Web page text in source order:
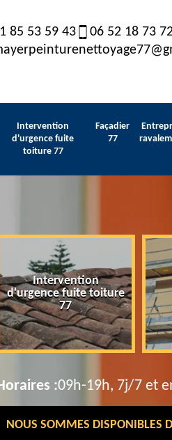
85 53 59 43
06 52 18 73
Intervention
d'urgence fuite
toiture 77
Façadier
77
Intervention
d'urgence fuite toiture
77
:09h-19h, 7j/7 et
NOUS SOMMES DISPONIBLES